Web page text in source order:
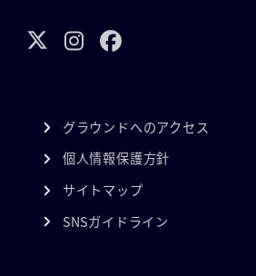
グラウンドへのアクセス
個人情報保護方針
サイトマップ
SNSガイドライン